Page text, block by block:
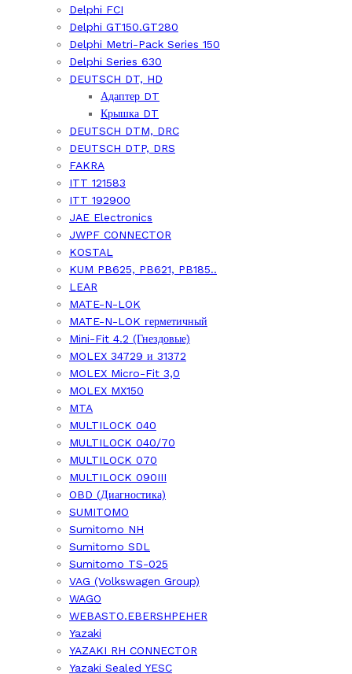
Delphi FCI
Delphi GT150.GT280
Delphi Metri-Pack Series 150
Delphi Series 630
DEUTSCH DT, HD
Адаптер DT
Крышка DT
DEUTSCH DTM, DRC
DEUTSCH DTP, DRS
FAKRA
ITT 121583
ITT 192900
JAE Electronics
JWPF CONNECTOR
KOSTAL
KUM PB625, PB621, PB185..
LEAR
MATE-N-LOK
MATE-N-LOK герметичный
Mini-Fit 4.2 (Гнездовые)
MOLEX 34729 и 31372
MOLEX Micro-Fit 3,0
MOLEX MX150
MTA
MULTILOCK 040
MULTILOCK 040/70
MULTILOCK 070
MULTILOCK 090III
OBD (Диагностика)
SUMITOMO
Sumitomo NH
Sumitomo SDL
Sumitomo TS-025
VAG (Volkswagen Group)
WAGO
WEBASTO.EBERSHPEHER
Yazaki
YAZAKI RH CONNECTOR
Yazaki Sealed YESC